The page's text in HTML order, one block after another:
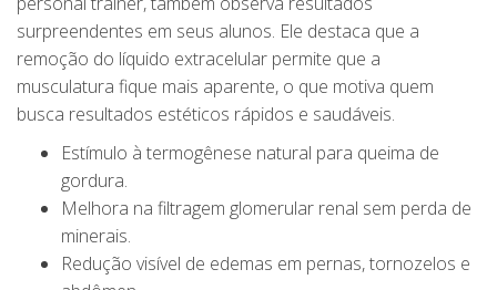
surpreendentes em seus alunos. Ele destaca que a
remoção do líquido extracelular permite que a
musculatura fique mais aparente, o que motiva quem
busca resultados estéticos rápidos e saudáveis.
Estímulo à termogênese natural para queima de
gordura.
Melhora na filtragem glomerular renal sem perda de
minerais.
Redução visível de edemas em pernas, tornozelos e